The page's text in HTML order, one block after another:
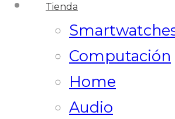
Tienda
Computación
Home
Audio